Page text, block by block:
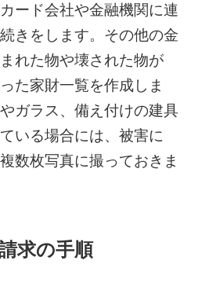
ード会社や金融機関に連
きをします。その他の金
れた物や壊された物が
た家財一覧を作成しま
ガラス、備え付けの建具
いる場合には、被害に
数枚写真に撮っておきま
求の手順